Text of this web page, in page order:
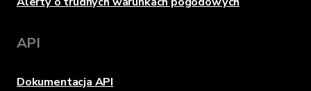
API
Dokumentacja API